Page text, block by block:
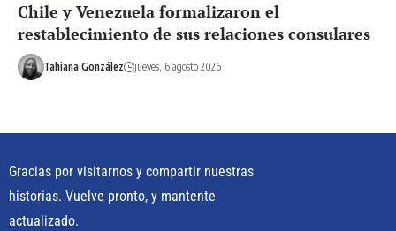
Chile y Venezuela formalizaron el
restablecimiento de sus relaciones consulares
Tahiana González jueves, 6 agosto 2026
Gracias por visitarnos y compartir nuestras
historias. Vuelve pronto, y mantente
actualizado.